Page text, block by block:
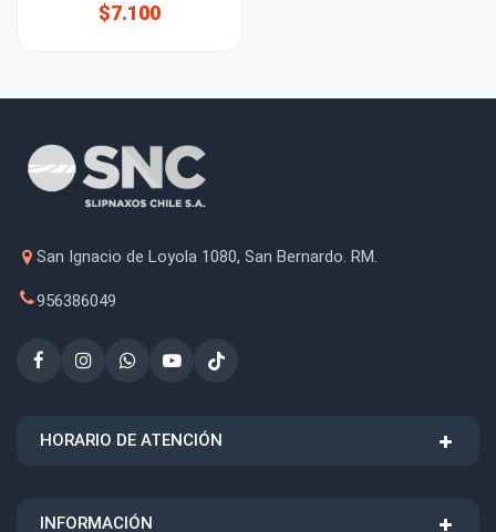
$7.100
San Ignacio de Loyola 1080, San Bernardo. RM.
956386049
HORARIO DE ATENCIÓN
INFORMACIÓN